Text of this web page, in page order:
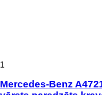
1
Mercedes-Benz